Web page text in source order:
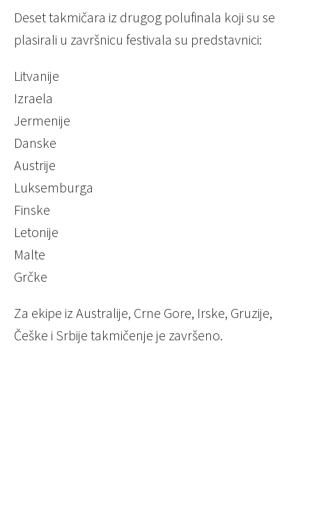
Deset takmičara iz drugog polufinala koji su se
plasirali u završnicu festivala su predstavnici:
Litvanije
Izraela
Jermenije
Danske
Austrije
Luksemburga
Finske
Letonije
Malte
Grčke
Za ekipe iz Australije, Crne Gore, Irske, Gruzije,
Češke i Srbije takmičenje je završeno.